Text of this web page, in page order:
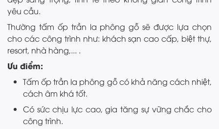
yêu cầu.
Thường tấm ốp trần la phông gỗ sẽ được lựa chọn
cho các công trình như: khách sạn cao cấp, biệt thự,
resort, nhà hàng,... .
Ưu điểm:
Tấm ốp trần la phông gỗ có khả năng cách nhiệt,
cách âm khá tốt.
Có sức chịu lực cao, gia tăng sự vững chắc cho
công trình.